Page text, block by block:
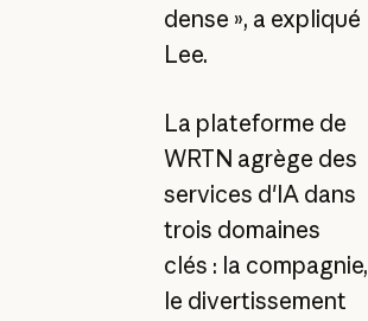
dense », a expliqué
Lee.
La plateforme de
WRTN agrège des
services d'IA dans
trois domaines
clés : la compagnie,
le divertissement